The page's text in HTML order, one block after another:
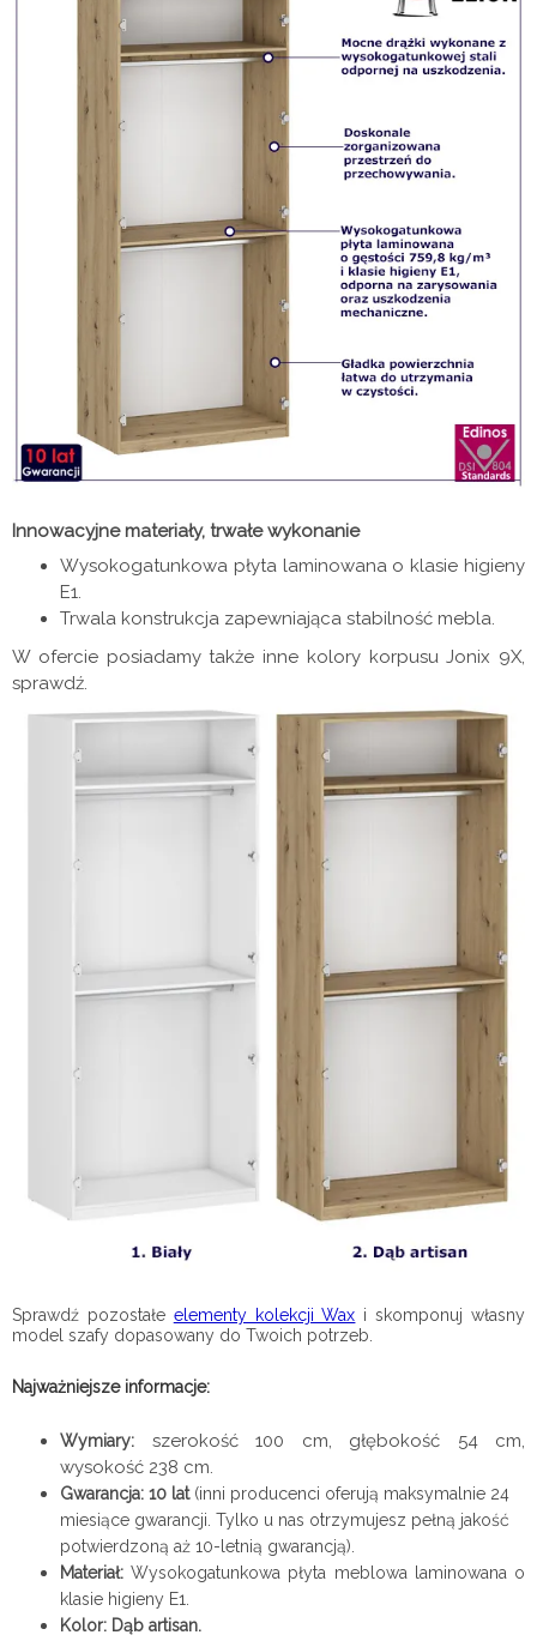
Innowacyjne materiały, trwałe wykonanie
Wysokogatunkowa płyta laminowana o klasie higieny
E1.
Trwala konstrukcja zapewniająca stabilność mebla.
W ofercie posiadamy także inne kolory korpusu Jonix 9X,
sprawdź.
Sprawdź pozostałe elementy kolekcji Wax i skomponuj własny
model szafy dopasowany do Twoich potrzeb.
Najważniejsze informacje:
Wymiary: szerokość 100 cm, głębokość 54 cm,
wysokość 238 cm.
Gwarancja: 10 lat (inni producenci oferują maksymalnie 24
miesiące gwarancji. Tylko u nas otrzymujesz pełną jakość
potwierdzoną aż 10-letnią gwarancją).
Materiał:Wysokogatunkowa płyta meblowa laminowana o
klasie higieny E1.
Kolor: Dąb artisan.